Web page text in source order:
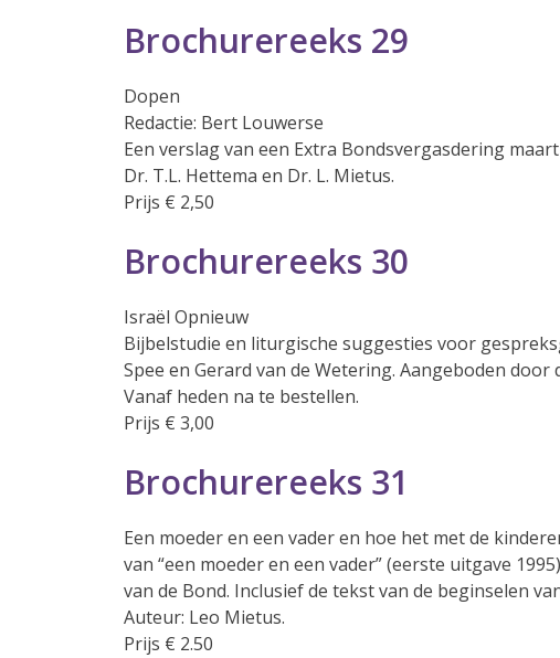
Brochurereeks 29
Dopen
Redactie: Bert Louwerse
Een verslag van een Extra Bondsvergasdering
Dr. T.L. Hettema en Dr. L. Mietus.
Prijs € 2,50
Brochurereeks 30
Israël Opnieuw
Bijbelstudie en liturgische suggesties voor
Spee en Gerard van de Wetering. Aangeboden
Vanaf heden na te bestellen.
Prijs € 3,00
Brochurereeks 31
Een moeder en een vader en hoe het met de
van “een moeder en een vader” (eerste uitgave
van de Bond. Inclusief de tekst van de beginselen
Auteur: Leo Mietus.
Prijs € 2.50